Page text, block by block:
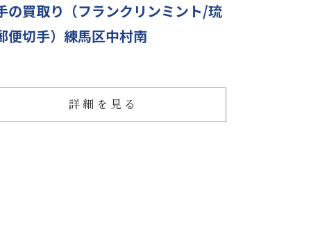
の買取り（フランクリンミント/琉
便切手）練馬区中村南
詳細を見る